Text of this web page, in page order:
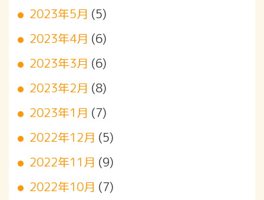
2023年5月 (5)
2023年4月 (6)
2023年3月 (6)
2023年2月 (8)
2023年1月 (7)
2022年12月 (5)
2022年11月 (9)
2022年10月 (7)